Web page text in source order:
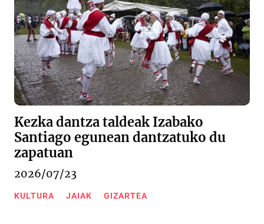
Kezka dantza taldeak Izabako
Santiago egunean dantzatuko du
zapatuan
2026/07/23
KULTURA JAIAK GIZARTEA